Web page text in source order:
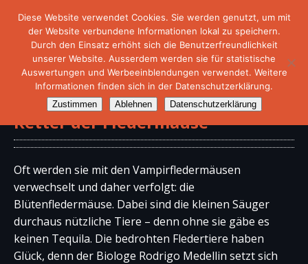
Doku – Der Batman von Mexiko –
Retter der Fledermäuse
Oft werden sie mit den Vampirfledermäusen
verwechselt und daher verfolgt: die
Blütenfledermäuse. Dabei sind die kleinen Säuger
durchaus nützliche Tiere – denn ohne sie gäbe es
keinen Tequila. Die bedrohten Fledertiere haben
Glück, denn der Biologe Rodrigo Medellin setzt sich
Diese Website verwendet Cookies. Sie werden genutzt, um mit
der Website verbundene Informationen lokal zu speichern.
Durch den Einsatz erhöht sich die Benutzerfreundlichkeit
unserer Website. Ausserdem werden sie für statistische
Auswertungen und Werbeeinblendungen verwendet. Weitere
Informationen finden sich in der Datenschutzerklärung.
Zustimmen Ablehnen Datenschutzerklärung